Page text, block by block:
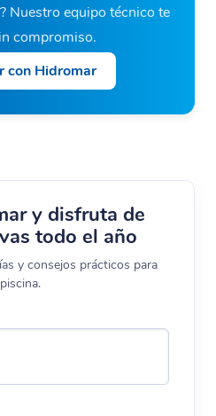
Nuestro equipo técnico te
compromiso.
con Hidromar
y disfruta de
todo el año
y consejos prácticos para